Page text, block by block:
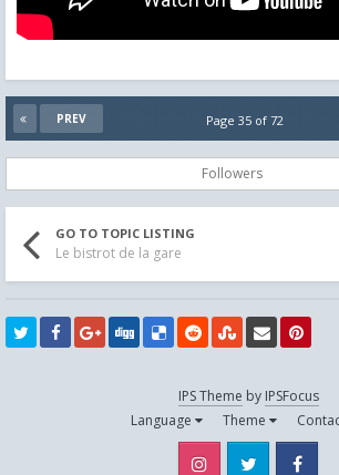
PREV Page 35 of 72
Followers
GO TO TOPIC LISTING
Le bistrot de la gare
IPS Theme by IPSFocus
Language
Theme
Instagram Twitter